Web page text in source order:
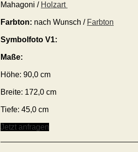
Mahagoni / Holzart
Farbton: nach Wunsch / Farbton
Symbolfoto V1:
Maße:
Höhe: 90,0 cm
Breite: 172,0 cm
Tiefe: 45,0 cm
Jetzt anfragen